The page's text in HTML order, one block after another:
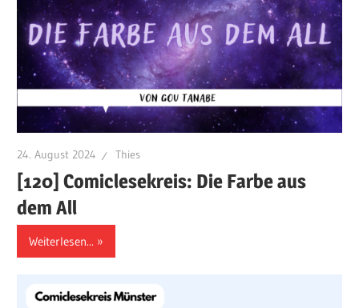
24. August 2024 Thies
[120] Comiclesekreis: Die Farbe aus
dem All
Weiterlesen...